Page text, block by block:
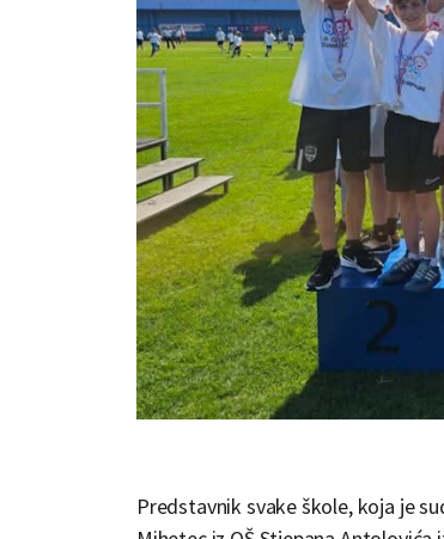
Predstavnik svake škole, koja je